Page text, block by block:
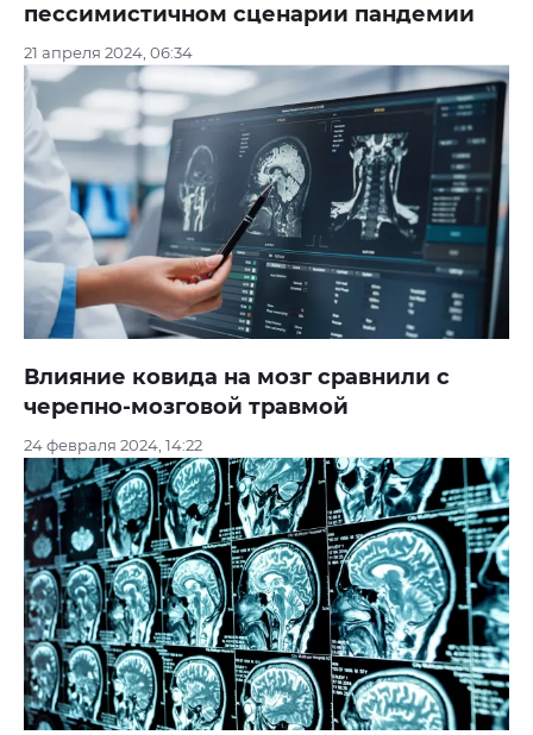
пессимистичном сценарии пандемии
21 апреля 2024, 06:34
Влияние ковида на мозг сравнили с
черепно-мозговой травмой
24 февраля 2024, 14:22